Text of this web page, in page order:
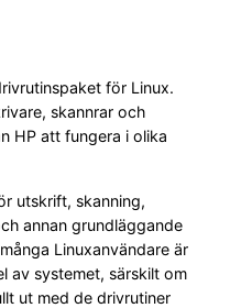
för Linux.
skannrar och
HP att fungera i olika
utskrift, skanning,
annan grundläggande
Linuxanvändare är
av systemet, särskilt om
ut med de drivrutiner